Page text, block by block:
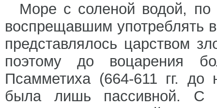
Море с соленой водой, по
воспрещавшим употреблять
представлялось царством
поэтому до воцарения
Псамметиха (664-611 гг. до
была лишь пассивной. С